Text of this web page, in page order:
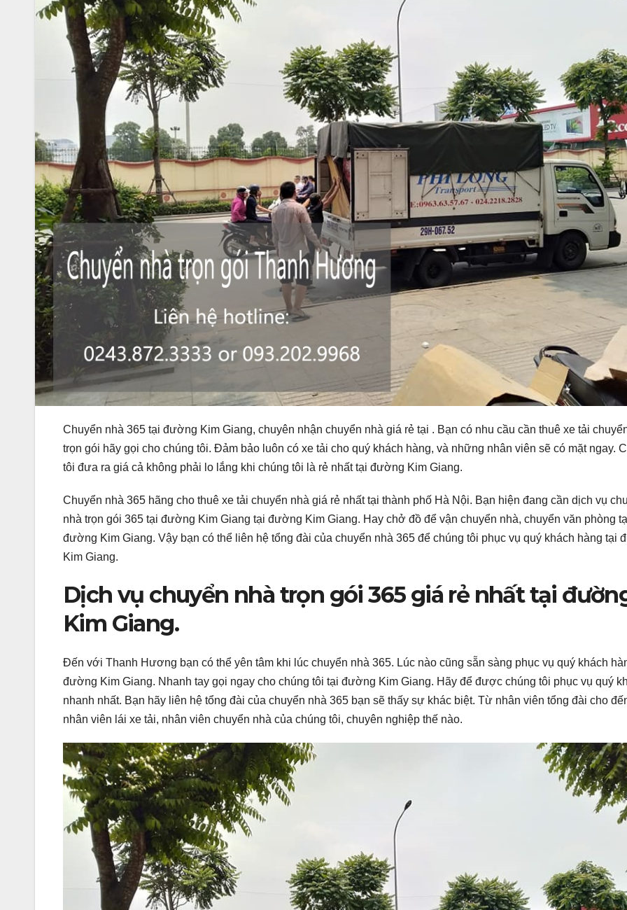
Chuyển nhà 365 tại đường Kim Giang, chuyên nhận chuyển nhà giá rẻ tại . Bạn có nhu cầu cần thuê xe tải
trọn gói hãy gọi cho chúng tôi. Đảm bảo luôn có xe tải cho quý khách hàng, và những nhân viên sẽ có mặt ngay.
tôi đưa ra giá cả không phải lo lắng khi chúng tôi là rẻ nhất tại đường Kim Giang.
Chuyển nhà 365 hãng cho thuê xe tải chuyển nhà giá rẻ nhất tại thành phố Hà Nội. Bạn hiện đang cần dịch vụ
nhà trọn gói 365 tại đường Kim Giang tại đường Kim Giang. Hay chở đồ để vận chuyển nhà, chuyển văn phòng
đường Kim Giang. Vậy bạn có thể liên hệ tổng đài của chuyển nhà 365 để chúng tôi phục vụ quý khách hàng tại
Kim Giang.
Dịch vụ chuyển nhà trọn gói 365 giá rẻ nhất tại
Kim Giang.
Đến với Thanh Hương bạn có thể yên tâm khi lúc chuyển nhà 365. Lúc nào cũng sẵn sàng phục vụ quý khách
đường Kim Giang. Nhanh tay gọi ngay cho chúng tôi tại đường Kim Giang. Hãy để được chúng tôi phục vụ quý
nhanh nhất. Bạn hãy liên hệ tổng đài của chuyển nhà 365 bạn sẽ thấy sự khác biệt. Từ nhân viên tổng đài cho
nhân viên lái xe tải, nhân viên chuyển nhà của chúng tôi, chuyên nghiệp thế nào.